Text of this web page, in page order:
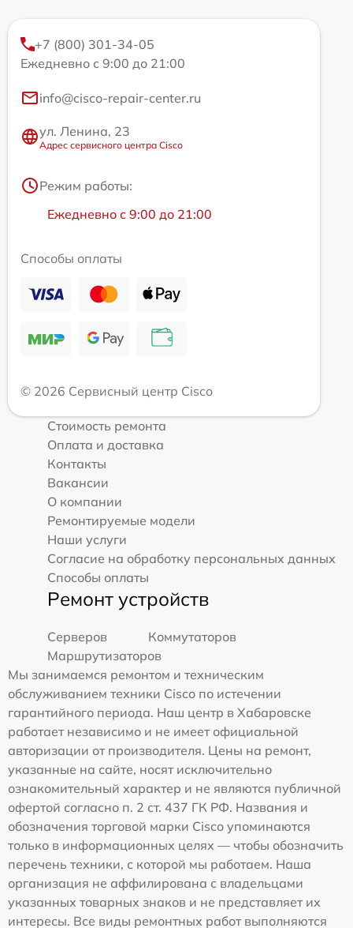
+7 (800) 301-34-05
Ежедневно с 9:00 до 21:00
info@cisco-repair-center.ru
ул. Ленина, 23
Адрес сервисного центра Cisco
Режим работы:
Ежедневно с 9:00 до 21:00
Способы оплаты
© 2026 Сервисный центр Cisco
Стоимость ремонта
Оплата и доставка
Контакты
Вакансии
О компании
Ремонтируемые модели
Наши услуги
Согласие на обработку персональных данных
Способы оплаты
Ремонт устройств
Серверов
Коммутаторов
Маршрутизаторов
Мы занимаемся ремонтом и техническим
обслуживанием техники Cisco по истечении
гарантийного периода. Наш центр в Хабаровске
работает независимо и не имеет официальной
авторизации от производителя. Цены на ремонт,
указанные на сайте, носят исключительно
ознакомительный характер и не являются публичной
офертой согласно п. 2 ст. 437 ГК РФ. Названия и
обозначения торговой марки Cisco упоминаются
только в информационных целях — чтобы обозначить
перечень техники, с которой мы работаем. Наша
организация не аффилирована с владельцами
указанных товарных знаков и не представляет их
интересы. Все виды ремонтных работ выполняются